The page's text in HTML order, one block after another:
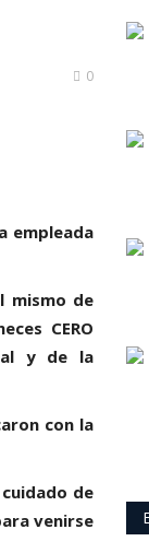
0
empleada
mismo de
CERO
y de la
con la
de
venirse